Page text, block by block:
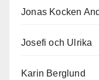
Jonas Kocken
Josefi och Ulrika
Karin Berglund